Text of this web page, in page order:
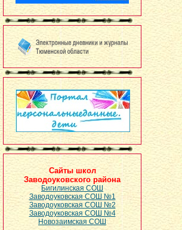
Сайты школ
Заводоуковского района
Бигилинская СОШ
Заводоуковская СОШ №1
Заводоуковская СОШ №2
Заводоуковская СОШ №4
Новозаимская СОШ